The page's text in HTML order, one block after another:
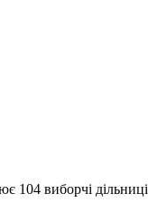
104 виборчі дільниці